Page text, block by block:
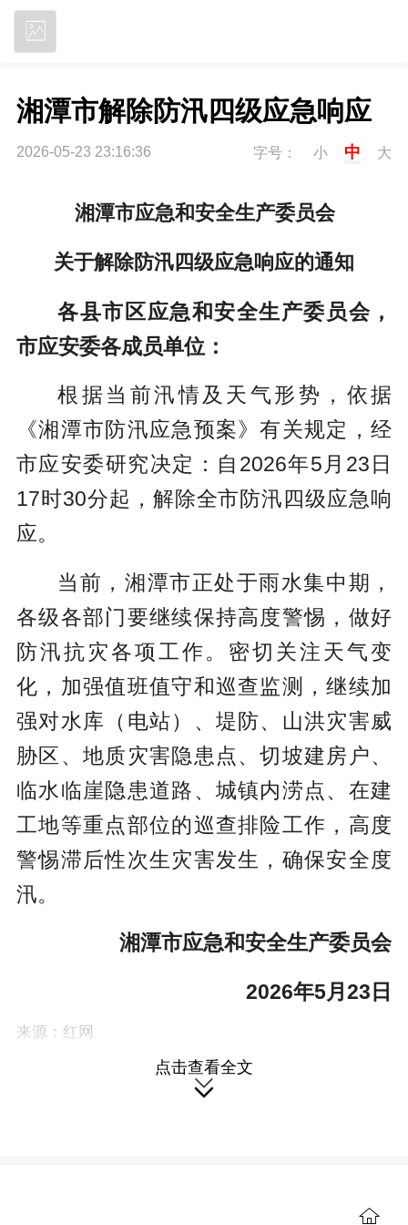
湘潭市解除防汛四级应急响应
2026-05-23 23:16:36 字号： 小 中 大
湘潭市应急和安全生产委员会
关于解除防汛四级应急响应的通知
各县市区应急和安全生产委员会，
市应安委各成员单位：
根据当前汛情及天气形势，依据
《湘潭市防汛应急预案》有关规定，经
市应安委研究决定：自2026年5月23日
17时30分起，解除全市防汛四级应急响
应。
当前，湘潭市正处于雨水集中期，
各级各部门要继续保持高度警惕，做好
防汛抗灾各项工作。密切关注天气变
化，加强值班值守和巡查监测，继续加
强对水库（电站）、堤防、山洪灾害威
胁区、地质灾害隐患点、切坡建房户、
临水临崖隐患道路、城镇内涝点、在建
工地等重点部位的巡查排险工作，高度
警惕滞后性次生灾害发生，确保安全度
汛。
湘潭市应急和安全生产委员会
2026年5月23日
来源：红网
作者：湘潭市应急和安全生产委员会
点击查看全文
